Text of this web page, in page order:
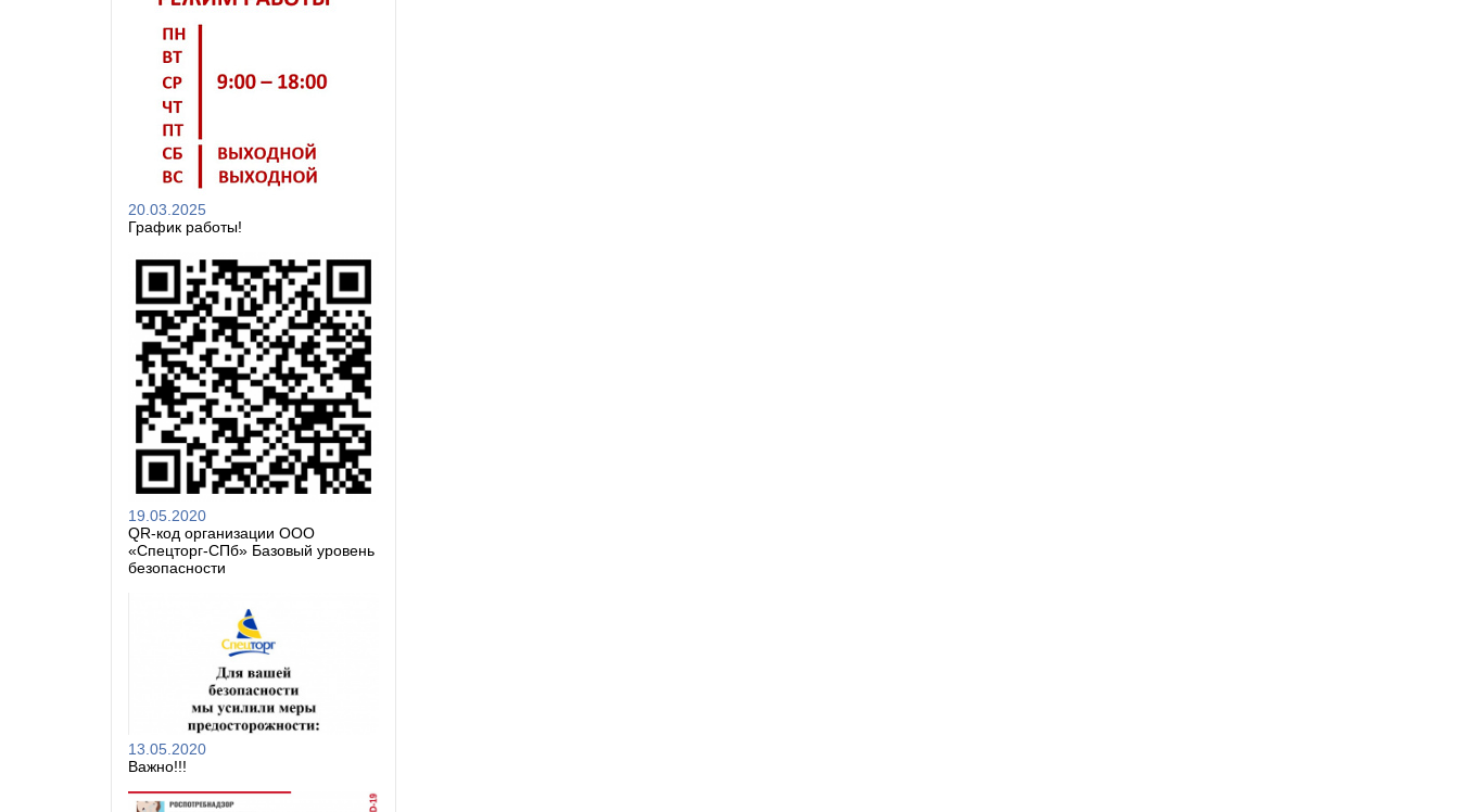
20.03.2025
График работы!
19.05.2020
QR-код организации ООО
«Спецторг-СПб» Базовый уровень
безопасности
13.05.2020
Важно!!!